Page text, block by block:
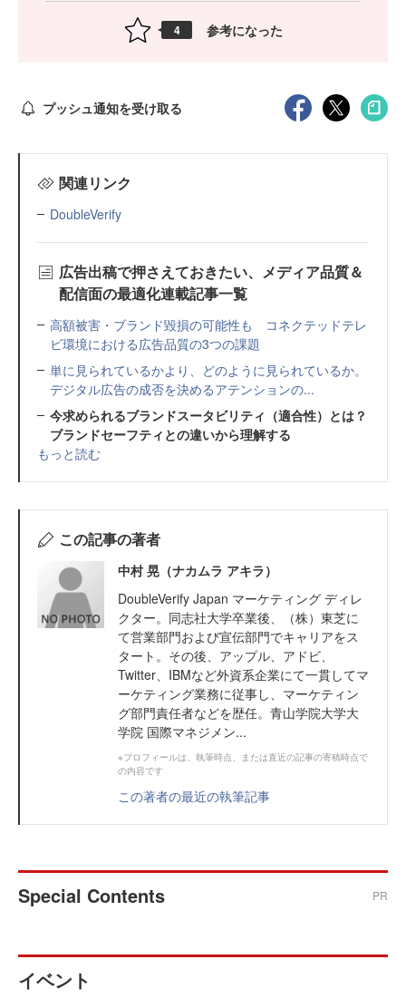
4 参考になった
プッシュ通知を受け取る
関連リンク
DoubleVerify
広告出稿で押さえておきたい、メディア品質＆
配信面の最適化連載記事一覧
高額被害・ブランド毀損の可能性も コネクテッドテレ
ビ環境における広告品質の3つの課題
単に見られているかより、どのように見られているか。
デジタル広告の成否を決めるアテンションの...
今求められるブランドスータビリティ（適合性）とは？
ブランドセーフティとの違いから理解する
もっと読む
この記事の著者
中村 晃（ナカムラ アキラ）
DoubleVerify Japan マーケティング ディレ
クター。同志社大学卒業後、（株）東芝に
て営業部門および宣伝部門でキャリアをス
タート。その後、アップル、アドビ、
Twitter、IBMなど外資系企業にて一貫してマ
ーケティング業務に従事し、マーケティン
グ部門責任者などを歴任。青山学院大学大
学院 国際マネジメン...
※プロフィールは、執筆時点、または直近の記事の寄稿時点で
の内容です
この著者の最近の執筆記事
Special Contents PR
イベント